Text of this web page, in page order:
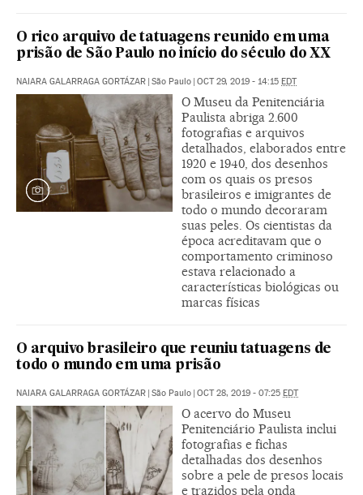
O rico arquivo de tatuagens reunido em uma
prisão de São Paulo no início do século do XX
NAIARA GALARRAGA GORTÁZAR | São Paulo | OCT 29, 2019 - 14:15 EDT
O Museu da Penitenciária
Paulista abriga 2.600
fotografias e arquivos
detalhados, elaborados entre
1920 e 1940, dos desenhos
com os quais os presos
brasileiros e imigrantes de
todo o mundo decoraram
suas peles. Os cientistas da
época acreditavam que o
comportamento criminoso
estava relacionado a
características biológicas ou
marcas físicas
O arquivo brasileiro que reuniu tatuagens de
todo o mundo em uma prisão
NAIARA GALARRAGA GORTÁZAR | São Paulo | OCT 28, 2019 - 07:25 EDT
O acervo do Museu
Penitenciário Paulista inclui
fotografias e fichas
detalhadas dos desenhos
sobre a pele de presos locais
e trazidos pela onda